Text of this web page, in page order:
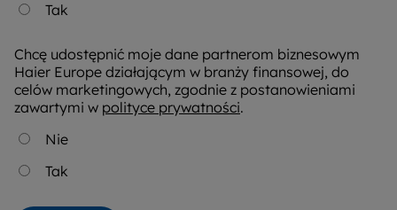
Tak
Chcę udostępnić moje dane partnerom biznesowym
Haier Europe działającym w branży finansowej, do
celów marketingowych, zgodnie z postanowieniami
zawartymi w polityce prywatności.
Nie
Tak